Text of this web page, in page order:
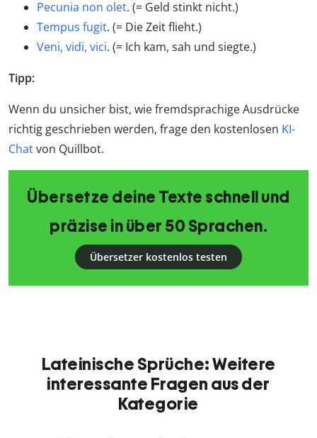
Pecunia non olet. (= Geld stinkt nicht.)
Tempus fugit. (= Die Zeit flieht.)
Veni, vidi, vici. (= Ich kam, sah und siegte.)
Tipp:
Wenn du unsicher bist, wie fremdsprachige Ausdrücke
richtig geschrieben werden, frage den kostenlosen KI-
Chatvon Quillbot.
Übersetze deine Texte schnell und
präzise in über 50 Sprachen.
Übersetzer kostenlos testen
Lateinische Sprüche: Weitere
interessante Fragen aus der
Kategorie